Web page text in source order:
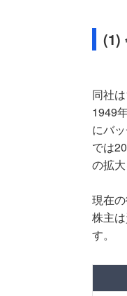
(1)
同社
1949
にバ
では
の拡大
現在
株主
す。